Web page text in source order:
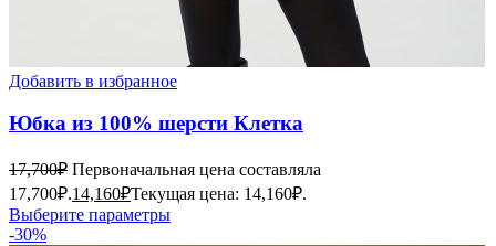
Добавить в избранное
Юбка из 100% шерсти Клетка
17,700₽ Первоначальная цена составляла
17,700₽.14,160₽Текущая цена: 14,160₽.
Выберите параметры
-30%